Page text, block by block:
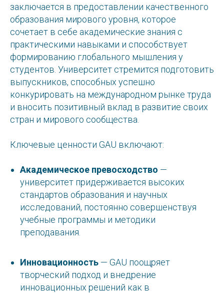
заключается в предоставлении качественного
образования мирового уровня, которое
сочетает в себе академические знания с
практическими навыками и способствует
формированию глобального мышления у
студентов. Университет стремится подготовить
выпускников, способных успешно
конкурировать на международном рынке труда
и вносить позитивный вклад в развитие своих
стран и мирового сообщества.
Ключевые ценности GAU включают:
Академическое превосходство —
университет придерживается высоких
стандартов образования и научных
исследований, постоянно совершенствуя
учебные программы и методики
преподавания.
Инновационность — GAU поощряет
творческий подход и внедрение
инновационных решений как в